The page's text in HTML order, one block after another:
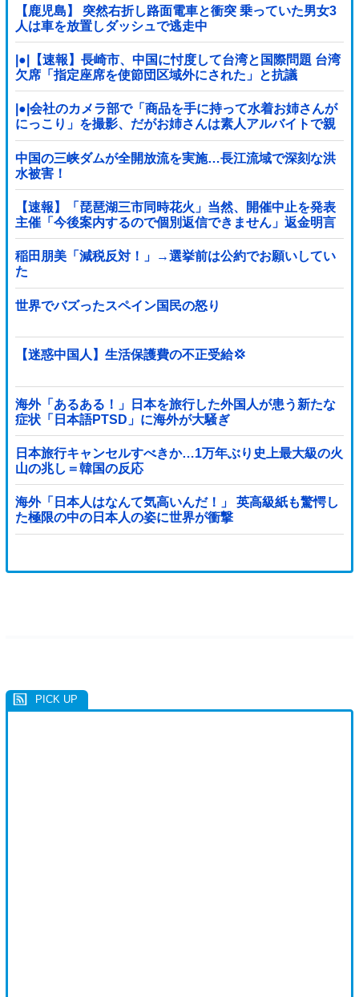
【鹿児島】 突然右折し路面電車と衝突 乗っていた男女3
人は車を放置しダッシュで逃走中
|●|【速報】長崎市、中国に忖度して台湾と国際問題 台湾
欠席「指定座席を使節団区域外にされた」と抗議
|●|会社のカメラ部で「商品を手に持って水着お姉さんが
にっこり」を撮影、だがお姉さんは素人アルバイトで親
バレした結果……
中国の三峡ダムが全開放流を実施…長江流域で深刻な洪
水被害！
【速報】「琵琶湖三市同時花火」当然、開催中止を発表
主催「今後案内するので個別返信できません」返金明言
なく今後ご案内で終わる
稲田朋美「減税反対！」→選挙前は公約でお願いしてい
た
世界でバズったスペイン国民の怒り
【迷惑中国人】生活保護費の不正受給💢
海外「あるある！」日本を旅行した外国人が患う新たな
症状「日本語PTSD」に海外が大騒ぎ
日本旅行キャンセルすべきか…1万年ぶり史上最大級の火
山の兆し＝韓国の反応
海外「日本人はなんて気高いんだ！」 英高級紙も驚愕し
た極限の中の日本人の姿に世界が衝撃